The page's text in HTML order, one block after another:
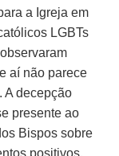
a Igreja em
LGBTs
aí não parece
A decepção
presente ao
Bispos sobre
positivos,